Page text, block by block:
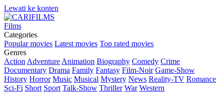
Lewati ke konten
Films
Categories
Popular movies Latest movies Top rated movies
Genres
Action Adventure Animation Biography Comedy Crime
Documentary Drama Family Fantasy Film-Noir Game-Show
History Horror Music Musical Mystery News Reality-TV Romance
Sci-Fi Short Sport Talk-Show Thriller War Western